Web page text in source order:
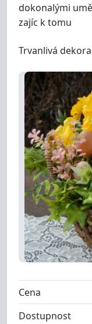
dokonalými
zajíc k tomu
Trvanlivá
Cena
Dostupnost